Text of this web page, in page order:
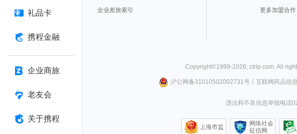
礼品卡
携程金融
企业商旅
老友会
关于携程
企业差旅索引
更多加盟合作
Copyright©1999-2026, ctrip.com. All
沪公网备31010502002731号丨 互联网药品信
违法和不良信息举报电话
上海市监
网络社会
征信网